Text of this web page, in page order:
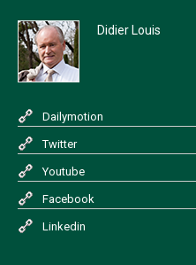
Didier Louis
Dailymotion
Twitter
Youtube
Facebook
Linkedin